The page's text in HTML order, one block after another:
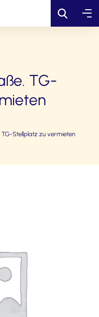
TG-
Stellplatz zu vermieten